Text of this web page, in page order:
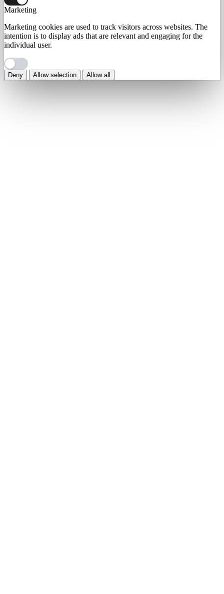
Marketing
Marketing cookies are used to track visitors across websites. The
intention is to display ads that are relevant and engaging for the
individual user.
Deny Allow selection Allow all